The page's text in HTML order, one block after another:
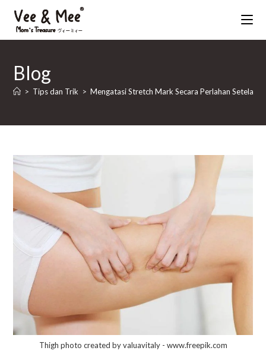
contentBlog
> Tips dan Trik > Mengatasi Stretch Mark Secara Perlahan Setelah
Thigh photo created by valuavitaly - www.freepik.com